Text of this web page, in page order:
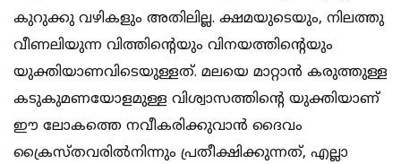
കുറുക്കു വഴികളും അതിലില്ല. ക്ഷമയുടെയും, നിലത്തു
വീണലിയുന്ന വിത്തിന്‍റെയും വിനയത്തിന്‍റെയും
യുക്തിയാണവിടെയുള്ളത്. മലയെ മാറ്റാന്‍ കരുത്തുള്ള
കടുകുമണയോളമുള്ള വിശ്വാസത്തിന്‍റെ യുക്തിയാണ്
ഈ ലോകത്തെ നവീകരിക്കുവാന്‍ ദൈവം
ക്രൈസ്തവരില്‍നിന്നും പ്രതീക്ഷിക്കുന്നത്, എല്ലാ